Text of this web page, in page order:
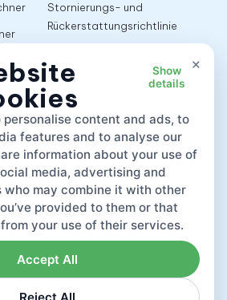
Stornierungs- und
Rückerstattungsrichtlinie
App
×
Show
details
personalise content and ads, to
features and to analyse our
information about your use of
media, advertising and
may combine it with other
provided to them or that
your use of their services.
Accept All